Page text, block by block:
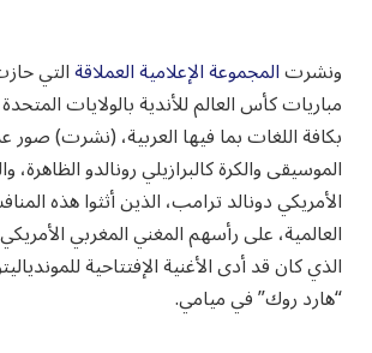
ونشرتالمجموعة الإعلامية العملاقةالتي
مباريات كأس العالم للأندية بالولايات
بكافة اللغات بما فيها العربية، (نشرت)
الموسيقى والكرة كالبرازيلي رونالدو
الأمريكي دونالد ترامب، الذين أثثوا هذه
العالمية، على رأسهم المغني المغربي
الذي كان قد أدى الأغنية الإفتتاحية
“هارد روك” في ميامي.